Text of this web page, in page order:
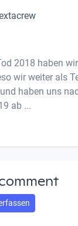
2018 haben
wir weiter als
haben uns
ab ...